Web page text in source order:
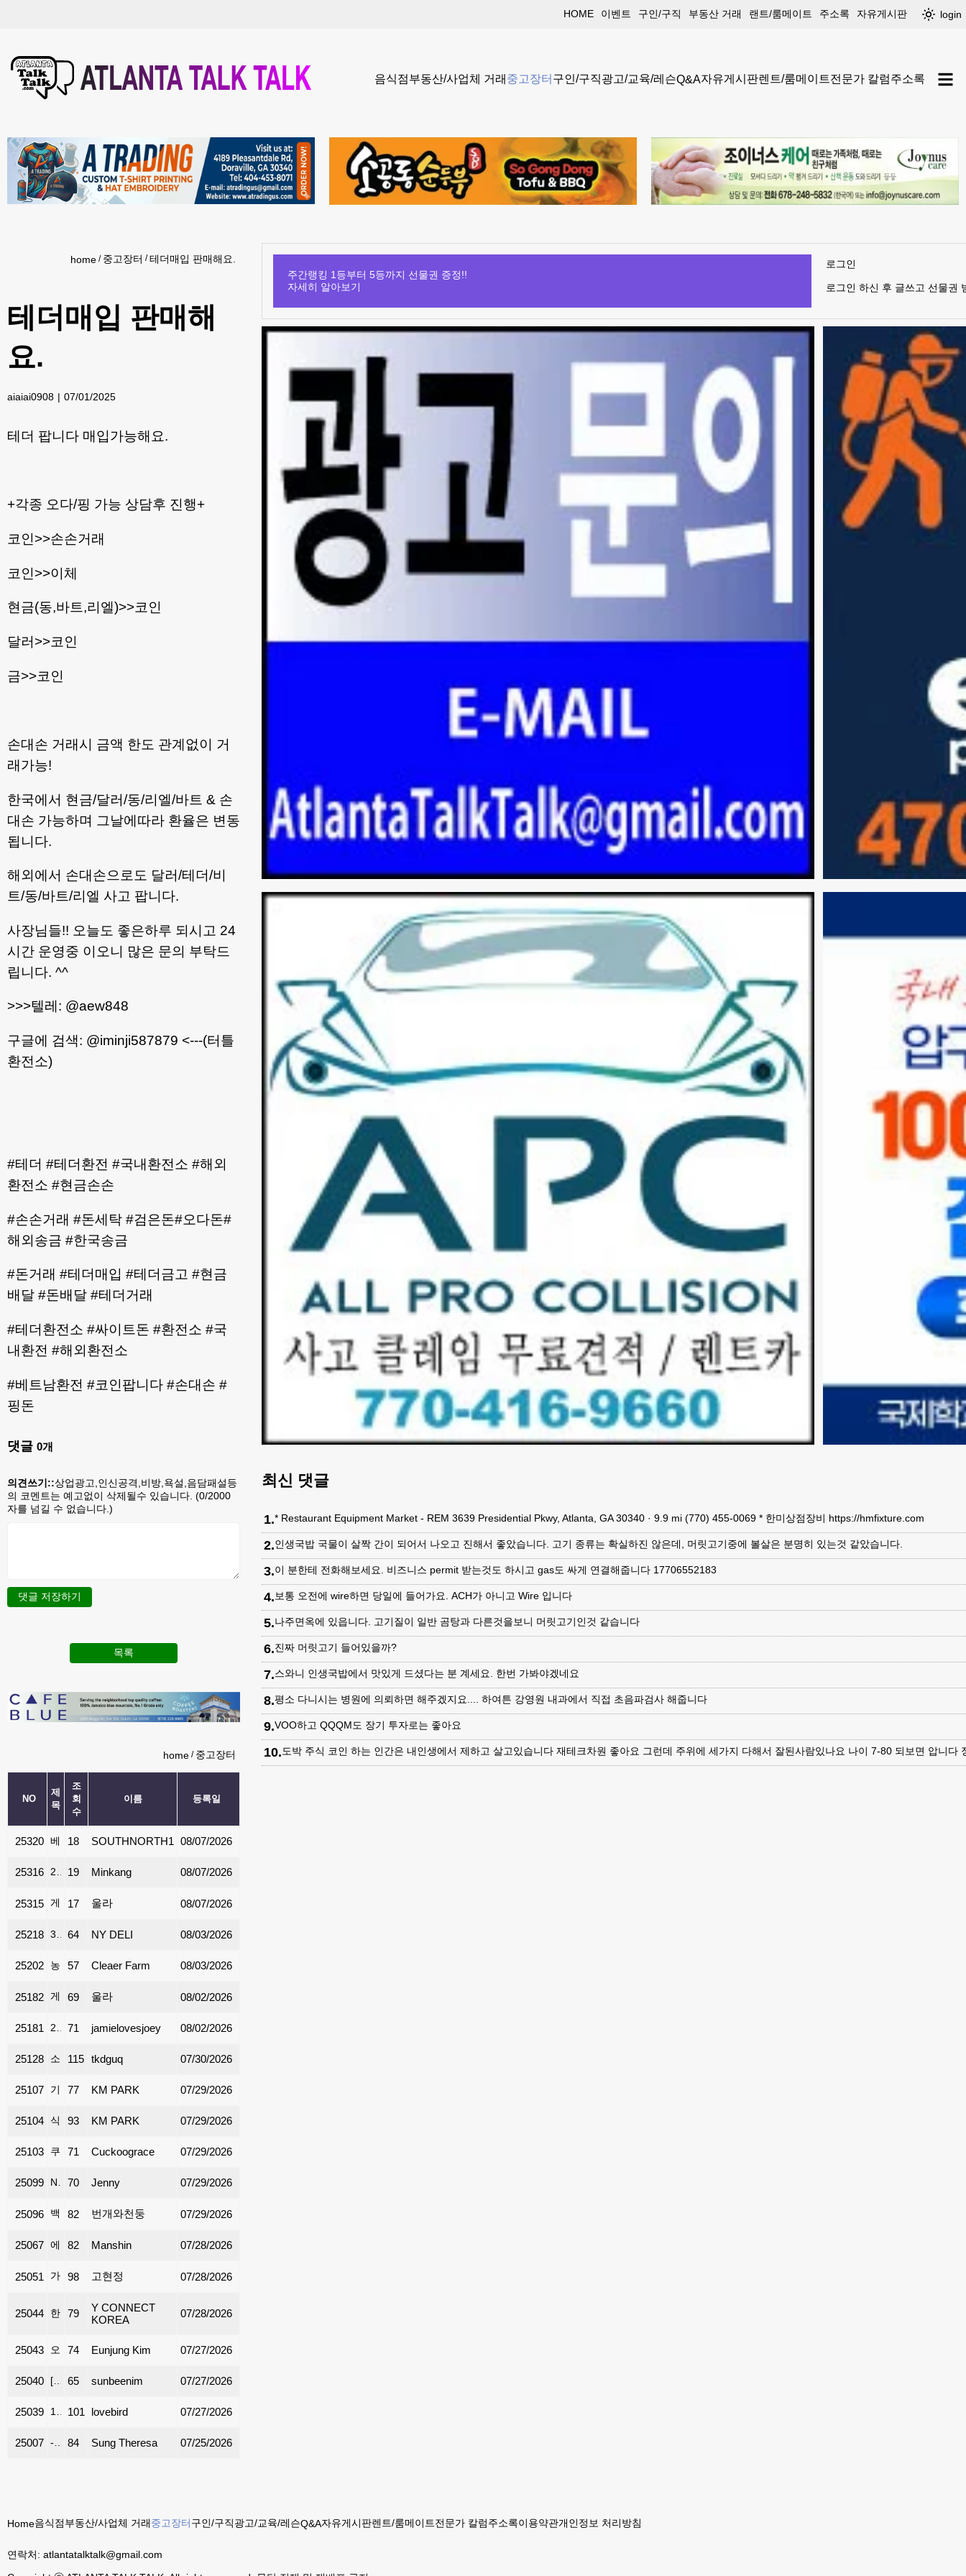
HOME 이벤트 구인/구직 부동산 거래 랜트/룸메이트 주소록 자유게시판 login
음식점부동산/사업체 거래 중고장터 구인/구직광고/교육/레슨Q&A자유게시판렌트/룸메이트전문가 칼럼주소록
home 중고장터 테더매입 판매해요.
테더매입 판매해
요.
aiaiai0908 07/01/2025
테더 팝니다 매입가능해요.
+각종 오다/핑 가능 상담후 진행+
코인>>손손거래
코인>>이체
현금(동,바트,리엘)>>코인
달러>>코인
금>>코인
손대손 거래시 금액 한도 관계없이 거
래가능!
한국에서 현금/달러/동/리엘/바트 & 손
대손 가능하며 그날에따라 환율은 변동
됩니다.
해외에서 손대손으로도 달러/테더/비
트/동/바트/리엘 사고 팝니다.
사장님들!! 오늘도 좋은하루 되시고 24
시간 운영중 이오니 많은 문의 부탁드
립니다. ^^
>>>텔레: @aew848
구글에 검색: @iminji587879 <---(터틀
환전소)
#테더 #테더환전 #국내환전소 #해외
환전소 #현금손손
#손손거래 #돈세탁 #검은돈#오다돈#
해외송금 #한국송금
#돈거래 #테더매입 #테더금고 #현금
배달 #돈배달 #테더거래
#테더환전소 #싸이트돈 #환전소 #국
내환전 #해외환전소
#베트남환전 #코인팝니다 #손대손 #
핑돈
댓글 0개
의견쓰기::상업광고,인신공격,비방,욕설,음담패설등
의 코멘트는 예고없이 삭제될수 있습니다. (0/2000
자를 넘길 수 없습니다.)
댓글 저장하기
목록
home 중고장터
NO
제
목
조
회
수
이름 등록일
25320 베이비 그랜드 피아노18 SOUTHNORTH1 08/07/2026
25316 2018 VOLKSWAGEN ATLAS SE SUV AWD 4 MOTION WHITE / GRAY 3열시트 3RD ROW SEATS 살내공간 넓은 패밀리카 19 Minkang 08/07/2026
25315 게임용 4k 화질 영상 컴퓨터17 울라 08/07/2026
25218 36인치 카운터탑 commercial griddle 판매 64 NY DELI 08/03/2026
25202 농장 계란57 Cleaer Farm 08/03/2026
25182 게임용 4k 화질 영상 컴퓨터69 울라 08/02/2026
25181 2014년 Nissan Sentra 97000마일 컨디션최상! $5000 71 jamielovesjoey 08/02/2026
25128 소파 팝니다115 tkdguq 07/30/2026
25107 기계식 키보드 (원박스상태, 거의 새거) $20, Suwanee 지역에서 거래 가능77 KM PARK 07/29/2026
25104 식기류 (일괄 $20) Suwanee지역 픽업93 KM PARK 07/29/2026
25103 쿠쿠정수기 $19.99부터에요~! 추가선물도 좋아용71 Cuckoograce 07/29/2026
25099 Nuna 360도 회전 카시트 팝니다 70 Jenny 07/29/2026
25096 백구 진돗개 강아지 분양합니다82 번개와천둥 07/29/2026
25067 에어콘 판매82 Manshin 07/28/2026
25051 가장 싼 항공(관광)특가(213-388-4141)98 고현정 07/28/2026
25044 한국 갈때 휴대폰은 가장 빠르고 저렴한 한국 심카드로 준비하세요79
Y CONNECT
KOREA
07/28/2026
25043 오쿠 삽니다74 Eunjung Kim 07/27/2026
25040 [판매] 하이파이 CD 플레이어 + 소장 음반 CD 200여 장 일괄 판매합니다 65 sunbeenim 07/27/2026
25039 1명이 1년정도 사용한 거의 새거 고급 가구 셋트 입니다 101 lovebird 07/27/2026
25007 -품질좋고 가격좋은 무공해 고춧가루 와 자연산 생꿀- 84 Sung Theresa 07/25/2026
주간랭킹 1등부터 5등까지 선물권 증정!!
자세히 알아보기
로그인
로그인 하신 후 글쓰고 선물권
최신 댓글
1.* Restaurant Equipment Market - REM 3639 Presidential Pkwy, Atlanta, GA 30340 · 9.9 mi (770) 455-0069 * 한미상점장비 https://hmfixture.com
2.인생국밥 국물이 살짝 간이 되어서 나오고 진해서 좋았습니다. 고기 종류는 확실하진 않은데, 머릿고기중에 볼살은 분명히 있는것 같았습니다.
3.이 분한테 전화해보세요. 비즈니스 permit 받는것도 하시고 gas도 싸게 연결해줍니다 17706552183
4.보통 오전에 wire하면 당일에 들어가요. ACH가 아니고 Wire 입니다
5.나주면옥에 있읍니다. 고기질이 일반 곰탕과 다른것을보니 머릿고기인것 같습니다
6.진짜 머릿고기 들어있을까?
7.스와니 인생국밥에서 맛있게 드셨다는 분 계세요. 한번 가봐야겠네요
8.평소 다니시는 병원에 의뢰하면 해주겠지요.... 하여튼 강영원 내과에서 직접 초음파검사 해줍니다
9.VOO하고 QQQM도 장기 투자로는 좋아요
10.도박 주식 코인 하는 인간은 내인생에서 제하고 살고있습니다 재테크차원 좋아요 그런데 주위에 세가지 다해서 잘된사람있나요 나이 7-80 되보면 압니
Home음식점부동산/사업체 거래중고장터구인/구직광고/교육/레슨Q&A자유게시판렌트/룸메이트전문가 칼럼주소록이용약관개인정보 처리방침
연락처: atlantatalktalk@gmail.com